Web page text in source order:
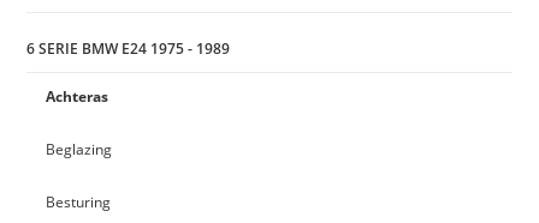
6 SERIE BMW E24 1975 - 1989
Achteras
Beglazing
Besturing